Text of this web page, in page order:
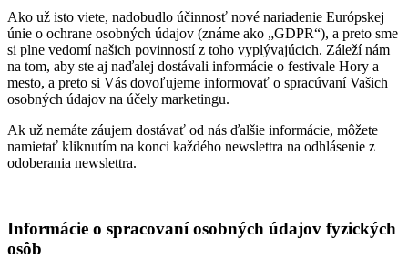
Ako už isto viete, nadobudlo účinnosť nové nariadenie Európskej
únie o ochrane osobných údajov (známe ako „GDPR“), a preto sme
si plne vedomí našich povinností z toho vyplývajúcich. Záleží nám
na tom, aby ste aj naďalej dostávali informácie o festivale Hory a
mesto, a preto si Vás dovoľujeme informovať o spracúvaní Vašich
osobných údajov na účely marketingu.
Ak už nemáte záujem dostávať od nás ďalšie informácie, môžete
namietať kliknutím na konci každého newslettra na odhlásenie z
odoberania newslettra.
Informácie o spracovaní osobných údajov fyzických
osôb